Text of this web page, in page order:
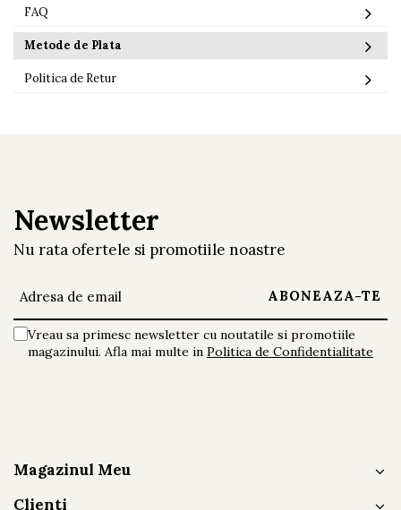
FAQ
Metode de Plata
Politica de Retur
Newsletter
Nu rata ofertele si promotiile noastre
Vreau sa primesc newsletter cu noutatile si promotiile
magazinului. Afla mai multe in Politica de Confidentialitate
Magazinul Meu
Clienti